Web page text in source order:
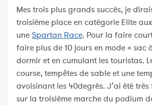
Mes trois plus grands succès, je
troisième place en catégorie Elite
uneSpartan Race. Pour la faire
faire plus de 10 jours en mode « sac
dormir et en cumulant les touristas.
course, tempêtes de sable et une
avoisinant les 40degrés. J’ai été
sur la troisième marche du podium